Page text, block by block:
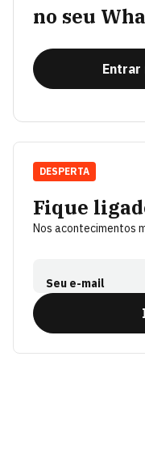
no seu
Entrar
Fique
Nos acontecimentos
Seu e-mail
DESPERTA